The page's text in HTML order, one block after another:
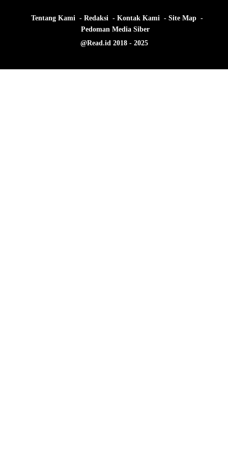
Tentang Kami Redaksi Kontak Kami
Site Map
Pedoman Media Siber
@Read.id 2018 - 2025